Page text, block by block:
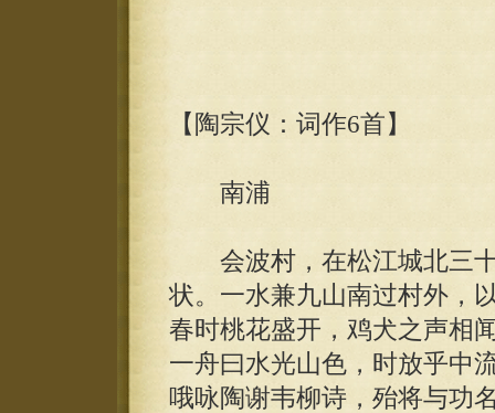
【陶宗仪：词作6首】
南浦
会波村，在松江城北三十
状。一水兼九山南过村外，
春时桃花盛开，鸡犬之声相
一舟曰水光山色，时放乎中
哦咏陶谢韦柳诗，殆将与功